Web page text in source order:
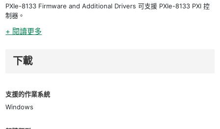
PXIe-8133 Firmware and Additional Drivers 可支援 PXIe-8133 PXI 控
制器。
+ 閱讀更多
下載
支援的作業系統
Windows